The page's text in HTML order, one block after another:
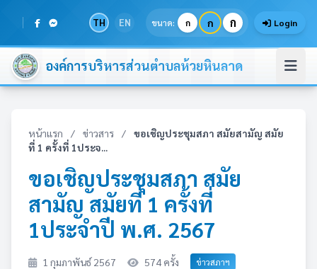
TH EN ขนาด: ก ก ก Login
องค์การบริหารส่วนตำบลห้วยหินลาด
หน้าแรก / ข่าวสาร /
ขอเชิญประชุมสภา สมัยสามัญ สมัย
ที่ 1 ครั้งที่ 1ประจ...
ขอเชิญประชุมสภา สมัย
สามัญ สมัยที่ 1 ครั้งที่
1ประจำปี พ.ศ. 2567
1 กุมภาพันธ์ 2567 574 ครั้ง ข่าวสภาฯ